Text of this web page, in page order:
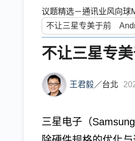
议题精选－通讯业风向球
不让三星专
王君毅／台北
三星电子（